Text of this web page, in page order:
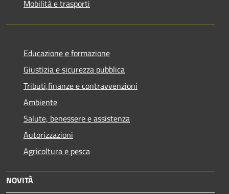
Mobilità e trasporti
Educazione e formazione
Giustizia e sicurezza pubblica
Tributi,finanze e contravvenzioni
Ambiente
Salute, benessere e assistenza
Autorizzazioni
Agricoltura e pesca
NOVITÀ